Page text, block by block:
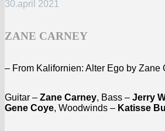
30.april 2021
ZANE CARNEY
– From Kalifornien: Alter Ego by Zane
Guitar – Zane Carney, Bass – Jerry
Gene Coye, Woodwinds – Katisse